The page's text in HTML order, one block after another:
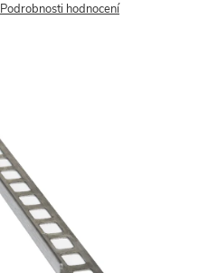
Podrobnosti hodnocení